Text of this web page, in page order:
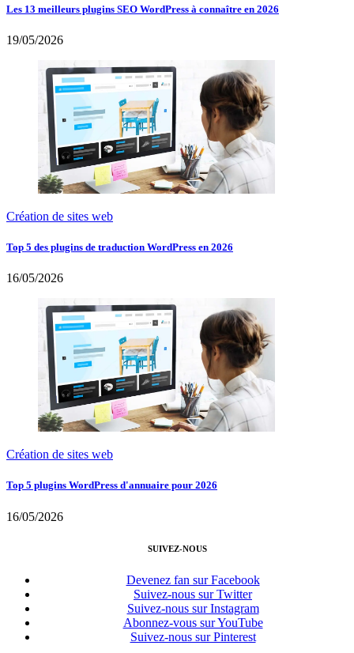
Les 13 meilleurs plugins SEO WordPress à connaître en 2026
19/05/2026
Création de sites web
Top 5 des plugins de traduction WordPress en 2026
16/05/2026
Création de sites web
Top 5 plugins WordPress d'annuaire pour 2026
16/05/2026
SUIVEZ-NOUS
Devenez fan sur Facebook
Suivez-nous sur Twitter
Suivez-nous sur Instagram
Abonnez-vous sur YouTube
Suivez-nous sur Pinterest